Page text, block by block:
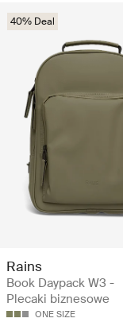
40% Deal
Rains
Book Daypack W3 -
Plecaki biznesowe
ONE SIZE